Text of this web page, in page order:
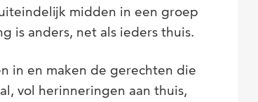
midden in een groep
is anders, net als ieders thuis.
in en maken de gerechten die
vol herinneringen aan thuis,